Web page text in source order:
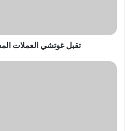
تقبل غوتشي العملات